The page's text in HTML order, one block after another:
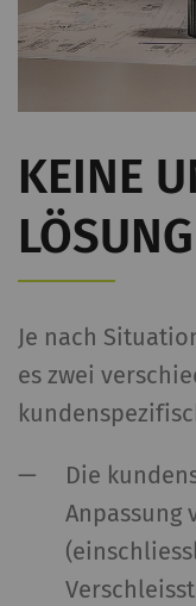
KEINE
LÖSUNG
Je nach
es zwei
Die
Anpassung